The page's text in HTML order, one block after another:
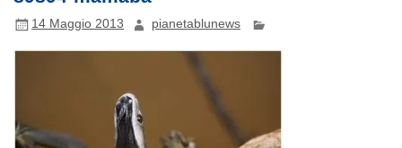
14 Maggio 2013 pianetablunews